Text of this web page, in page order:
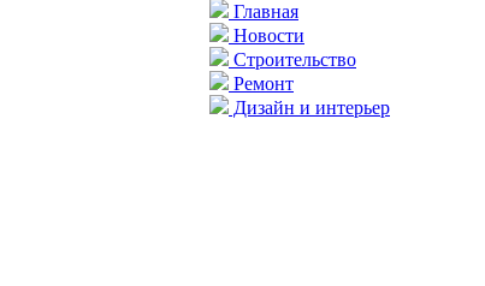
Главная
Новости
Строительство
Ремонт
Дизайн и интерьер